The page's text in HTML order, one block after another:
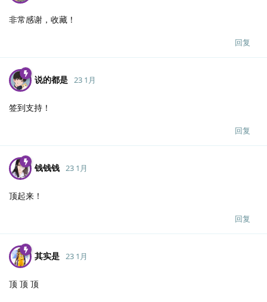
非常感谢，收藏！
回复
说的都是 23 1月
签到支持！
回复
钱钱钱 23 1月
顶起来！
回复
其实是 23 1月
顶 顶 顶